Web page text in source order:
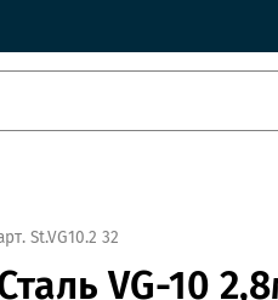
St.VG10.2 32
VG-10